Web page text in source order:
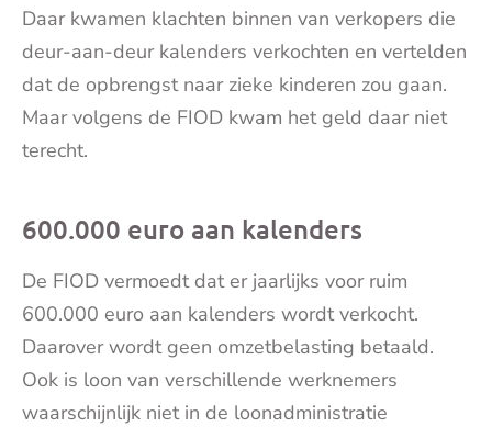
Daar kwamen klachten binnen van verkopers die
deur-aan-deur kalenders verkochten en vertelden
dat de opbrengst naar zieke kinderen zou gaan.
Maar volgens de FIOD kwam het geld daar niet
terecht.
600.000 euro aan kalenders
De FIOD vermoedt dat er jaarlijks voor ruim
600.000 euro aan kalenders wordt verkocht.
Daarover wordt geen omzetbelasting betaald.
Ook is loon van verschillende werknemers
waarschijnlijk niet in de loonadministratie